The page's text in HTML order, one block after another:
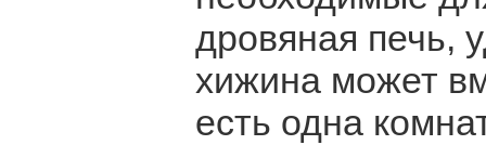
дровяная печь,
хижина может
есть одна